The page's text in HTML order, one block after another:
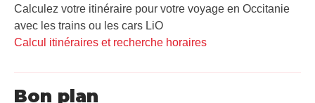
Calculez votre itinéraire pour votre voyage en Occitanie
avec les trains ou les cars LiO
Calcul itinéraires et recherche horaires
Bon plan